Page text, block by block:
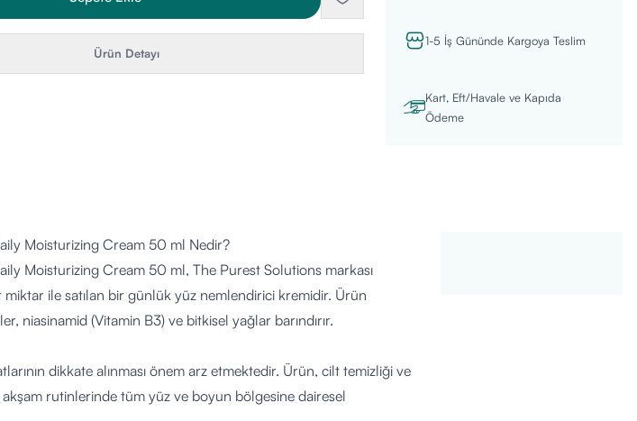
Ürün Detayı
1-5 İş Gününde Kargoya Teslim
Kart, Eft/Havale ve Kapıda
Ödeme
Moisturizing Cream 50 ml Nedir?
Moisturizing Cream 50 ml, The Purest Solutions markası
ile satılan bir günlük yüz nemlendirici kremidir. Ürün
niasinamid (Vitamin B3) ve bitkisel yağlar barındırır.
dikkate alınması önem arz etmektedir. Ürün, cilt temizliği ve
akşam rutinlerinde tüm yüz ve boyun bölgesine dairesel